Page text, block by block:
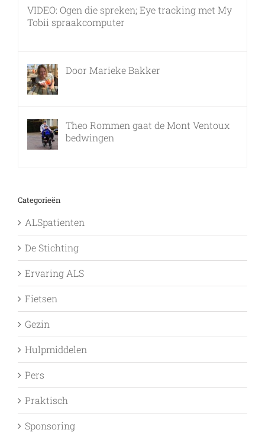
VIDEO: Ogen die spreken; Eye tracking met My
Tobii spraakcomputer
Door Marieke Bakker
Theo Rommen gaat de Mont Ventoux
bedwingen
Categorieën
ALSpatienten
De Stichting
Ervaring ALS
Fietsen
Gezin
Hulpmiddelen
Pers
Praktisch
Sponsoring